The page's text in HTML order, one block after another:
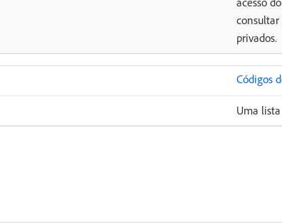
consultar
privados.
Códigos
Uma